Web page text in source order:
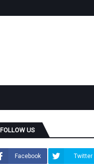
FOLLOW US
Facebook Twitter